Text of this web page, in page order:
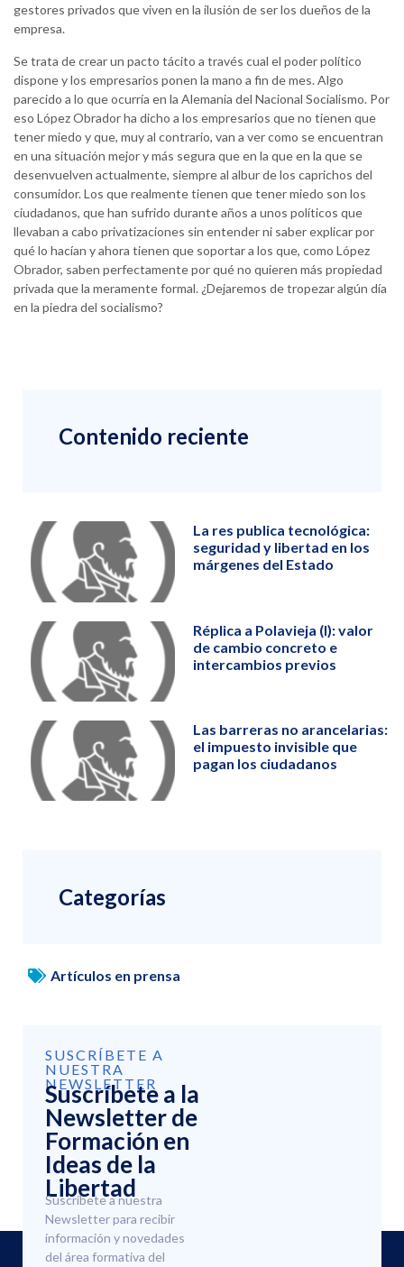
gestores privados que viven en la ilusión de ser los dueños de la
empresa.
Se trata de crear un pacto tácito a través cual el poder político
dispone y los empresarios ponen la mano a fin de mes. Algo
parecido a lo que ocurría en la Alemania del Nacional Socialismo. Por
eso López Obrador ha dicho a los empresarios que no tienen que
tener miedo y que, muy al contrario, van a ver como se encuentran
en una situación mejor y más segura que en la que en la que se
desenvuelven actualmente, siempre al albur de los caprichos del
consumidor. Los que realmente tienen que tener miedo son los
ciudadanos, que han sufrido durante años a unos políticos que
llevaban a cabo privatizaciones sin entender ni saber explicar por
qué lo hacían y ahora tienen que soportar a los que, como López
Obrador, saben perfectamente por qué no quieren más propiedad
privada que la meramente formal. ¿Dejaremos de tropezar algún día
en la piedra del socialismo?
Contenido reciente
La res publica tecnológica:
seguridad y libertad en los
márgenes del Estado
Réplica a Polavieja (I): valor
de cambio concreto e
intercambios previos
Las barreras no arancelarias:
el impuesto invisible que
pagan los ciudadanos
Categorías
Artículos en prensa
SUSCRÍBETE A
NUESTRA
NEWSLETTER
Suscríbete a la
Newsletter de
Formación en
Ideas de la
Libertad
Suscríbete a nuestra
Newsletter para recibir
información y novedades
del área formativa del